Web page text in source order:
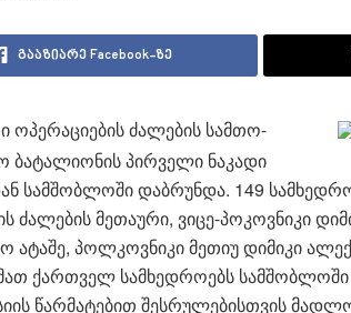
გააზიარე Facebook-ზე
ოპერაციების ძალების სამთო-
ბატალიონის პირველი ნაკადი
სამშობლოში დაბრუნდა. 149
ძალების მეთაური, ვიცე-პოკოვნიკი
ატაშე, პოლკოვნიკი მეთიუ დიმიკი
ქართველ სამხედროებს
წარმატებით შესრულებისთვის